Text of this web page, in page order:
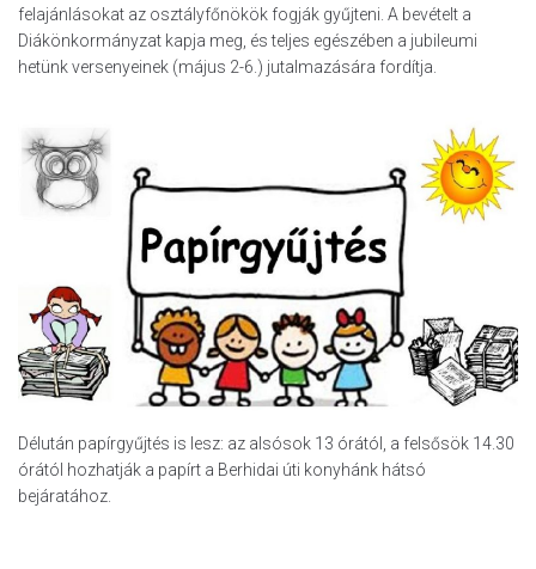
felajánlásokat az osztályfőnökök fogják gyűjteni. A bevételt a
Diákönkormányzat kapja meg, és teljes egészében a jubileumi
hetünk versenyeinek (május 2-6.) jutalmazására fordítja.
Délután papírgyűjtés is lesz: az alsósok 13 órától, a felsősök 14.30
órától hozhatják a papírt a Berhidai úti konyhánk hátsó
bejáratához.